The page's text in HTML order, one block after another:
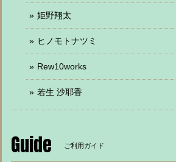
姫野翔太
ヒノモトナツミ
Rew10works
若生 沙耶香
Guide ご利用ガイド